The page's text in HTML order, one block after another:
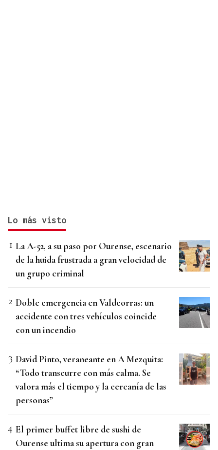
Lo más visto
La A-52, a su paso por Ourense, escenario
de la huida frustrada a gran velocidad de
un grupo criminal
Doble emergencia en Valdeorras: un
accidente con tres vehículos coincide
con un incendio
David Pinto, veraneante en A Mezquita:
“Todo transcurre con más calma. Se
valora más el tiempo y la cercanía de las
personas”
El primer buffet libre de sushi de
Ourense ultima su apertura con gran